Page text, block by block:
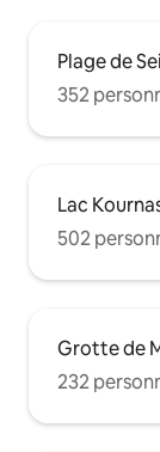
Plage de
352
Lac
502
Grotte de
232